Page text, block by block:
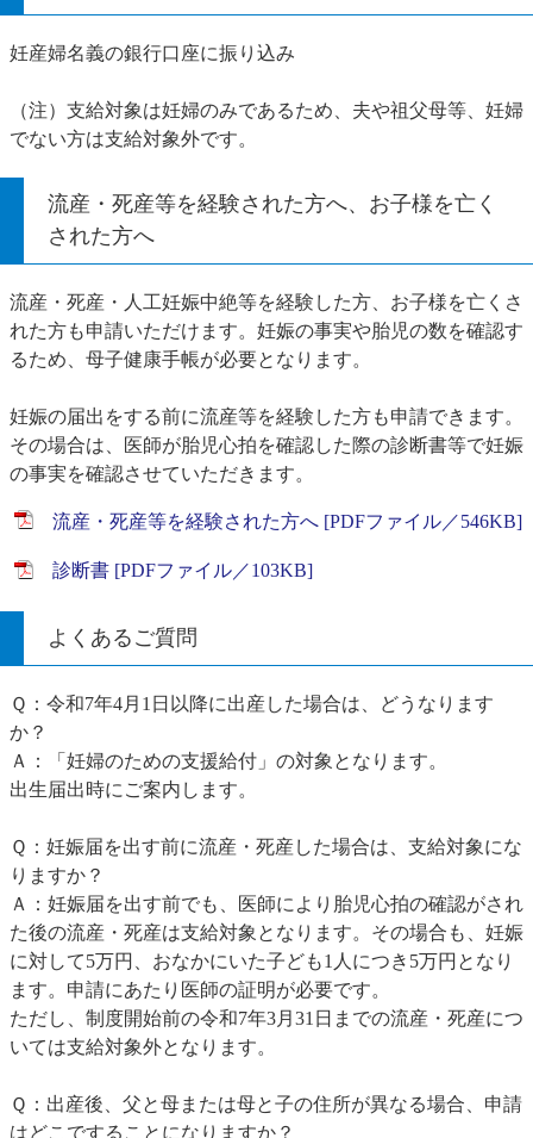
妊産婦名義の銀行口座に振り込み
（注）支給対象は妊婦のみであるため、夫や祖父母等、妊婦
でない方は支給対象外です。
流産・死産等を経験された方へ、お子様を亡く
された方へ
流産・死産・人工妊娠中絶等を経験した方、お子様を亡くさ
れた方も申請いただけます。妊娠の事実や胎児の数を確認す
るため、母子健康手帳が必要となります。
妊娠の届出をする前に流産等を経験した方も申請できます。
その場合は、医師が胎児心拍を確認した際の診断書等で妊娠
の事実を確認させていただきます。
流産・死産等を経験された方へ [PDFファイル／546KB]
診断書 [PDFファイル／103KB]
よくあるご質問
Ｑ：令和7年4月1日以降に出産した場合は、どうなります
か？
Ａ：「妊婦のための支援給付」の対象となります。
出生届出時にご案内します。
Ｑ：妊娠届を出す前に流産・死産した場合は、支給対象にな
りますか？
Ａ：妊娠届を出す前でも、医師により胎児心拍の確認がされ
た後の流産・死産は支給対象となります。その場合も、妊娠
に対して5万円、おなかにいた子ども1人につき5万円となり
ます。申請にあたり医師の証明が必要です。
ただし、制度開始前の令和7年3月31日までの流産・死産につ
いては支給対象外となります。
Ｑ：出産後、父と母または母と子の住所が異なる場合、申請
はどこですることになりますか？